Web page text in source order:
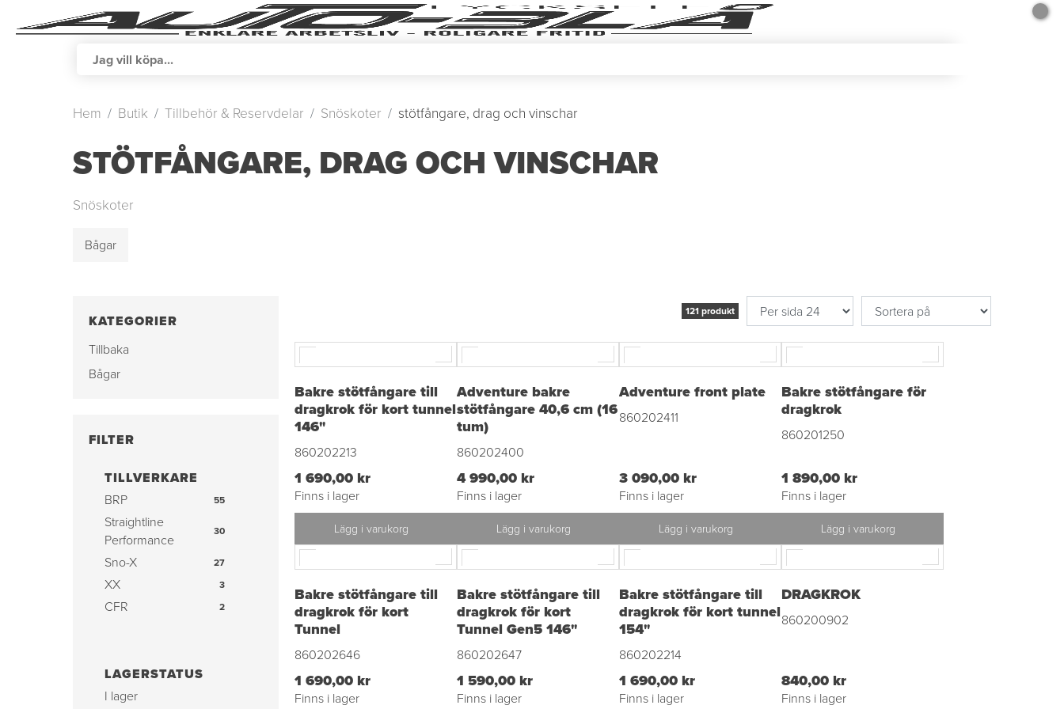
Hem Butik Tillbehör & Reservdelar Snöskoter stötfångare, drag och vinschar
STÖTFÅNGARE, DRAG OCH VINSCHAR
Snöskoter
Bågar
KATEGORIER
Tillbaka
Bågar
FILTER
TILLVERKARE
BRP
55
Straightline
Performance
30
Sno-X 27
XX 3
CFR 2
LAGERSTATUS
I lager
121 produkt
Bakre stötfångare till
dragkrok för kort tunnel
146"
860202213
1 690,00 kr
Finns i lager
Lägg i varukorg
Adventure bakre
stötfångare 40,6 cm (16
tum)
860202400
4 990,00 kr
Finns i lager
Lägg i varukorg
Adventure front plate
860202411
3 090,00 kr
Finns i lager
Lägg i varukorg
Bakre stötfångare för
dragkrok
860201250
1 890,00 kr
Finns i lager
Lägg i varukorg
Bakre stötfångare till
dragkrok för kort
Tunnel
860202646
1 690,00 kr
Finns i lager
Bakre stötfångare till
dragkrok för kort
Tunnel Gen5 146"
860202647
1 590,00 kr
Finns i lager
Bakre stötfångare till
dragkrok för kort tunnel
154"
860202214
1 690,00 kr
Finns i lager
DRAGKROK
860200902
840,00 kr
Finns i lager